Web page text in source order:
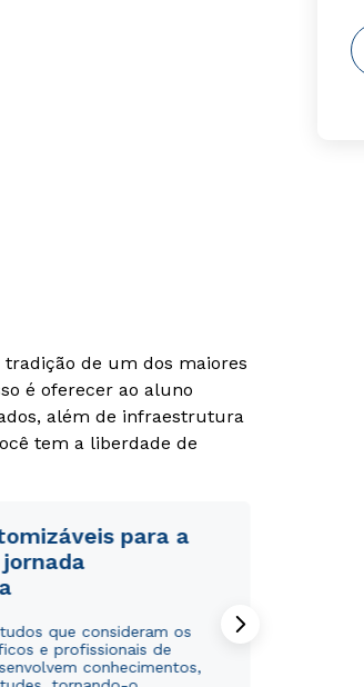
de um dos maiores
é oferecer ao aluno
além de infraestrutura
tem a liberdade de
para a
que consideram os
e profissionais de
conhecimentos,
ou
ou